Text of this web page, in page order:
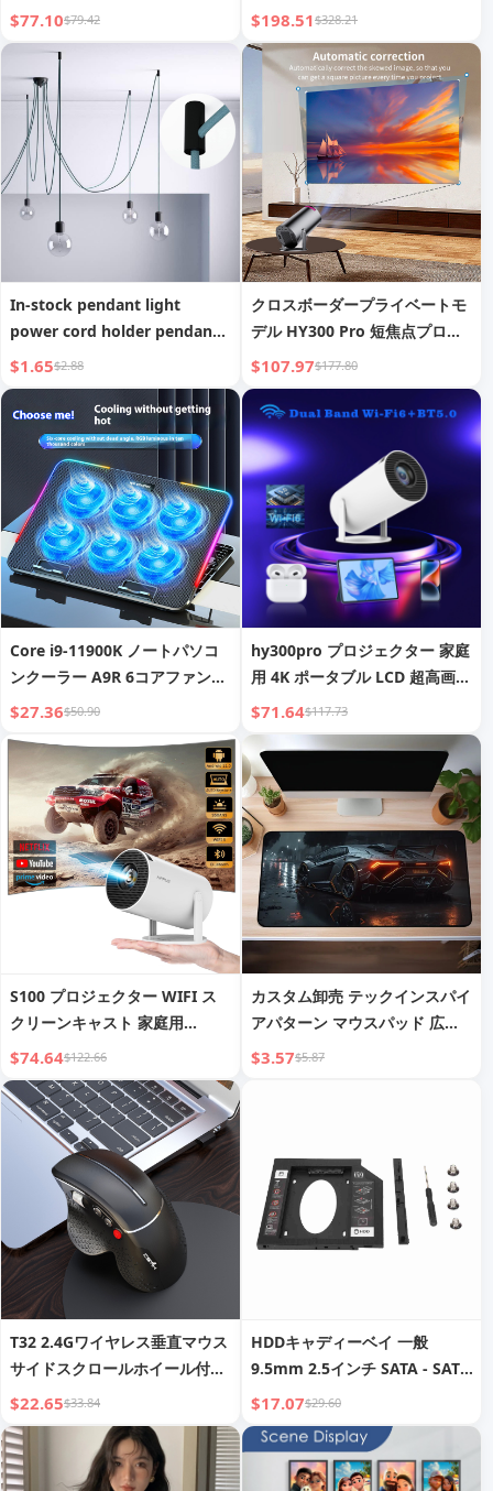
1+8GB Android 子供用タブレ
ットPC 学習マシン
$77.10$79.42
三モード ワイヤレス リトル マ
ントレット ゲーミング オフィ
ス ユニバーサル キーボード
$198.51$328.21
In-stock pendant light
power cord holder pendant
light shifter DIY pendant
light wire fixing accessories
$1.65$2.88
クロスボーダープライベートモ
デル HY300 Pro 短焦点プロジ
ェクター ホームリビングルーム
壁投影 ミニポータブル 4Kウル
トラHD 工場
$107.97$177.80
Core i9-11900K ノートパソコ
ンクーラー A9R 6コアファン冷
却 サイレントゲーム用ノートパ
ーリングスタンド
$27.36$50.90
hy300pro プロジェクター 家庭
用 4K ポータブル LCD 超高画質
リビングルーム 壁掛け投影 ワ
イヤレスミラーリング
$71.64$117.73
S100 プロジェクター WIFI ス
クリーンキャスト 家庭用
Android 11 プロジェクター バ
レット ポータブル
$74.64$122.66
カスタム卸売 テックインスパイ
アパターン マウスパッド 広告
eスポーツ マウスパッド
$3.57$5.87
T32 2.4Gワイヤレス垂直マウス
サイドスクロールホイール付
き、マウスハンド予防エルゴノ
ミクスオフィス・ゲーミングマ
ウス
$22.65$33.84
HDDキャディーベイ 一般
9.5mm 2.5インチ SATA - SATA
第2HDD SSD ハードドライブ
トレイカバー ラップトップCD
DVD ROMドライブスロット用
$17.07$29.60